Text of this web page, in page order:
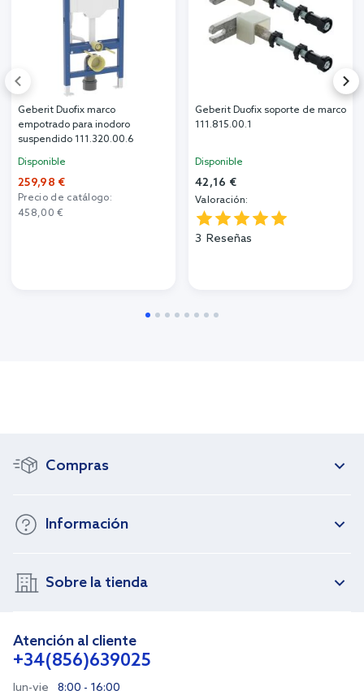
Geberit Duofix marco
empotrado para inodoro
suspendido 111.320.00.6
Disponible
259,98 €
Precio de catálogo:
458,00 €
Geberit Duofix soporte de marco
111.815.00.1
Disponible
42,16 €
Valoración:
3 Reseñas
Compras
Información
Sobre la tienda
Atención al cliente
+34(856)639025
lun-vie 8:00 - 16:00